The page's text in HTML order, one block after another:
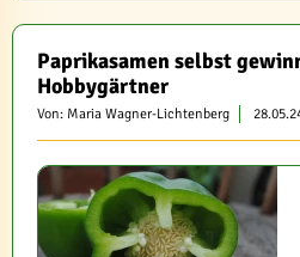
Paprikasamen selbst
Hobbygärtner
Von: Maria Wagner-Lichtenberg